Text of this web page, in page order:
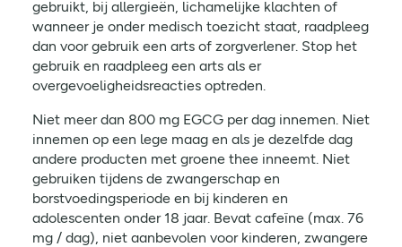
gebruikt, bij allergieën, lichamelijke klachten of
wanneer je onder medisch toezicht staat, raadpleeg
dan voor gebruik een arts of zorgverlener. Stop het
gebruik en raadpleeg een arts als er
overgevoeligheidsreacties optreden.
Niet meer dan 800 mg EGCG per dag innemen. Niet
innemen op een lege maag en als je dezelfde dag
andere producten met groene thee inneemt. Niet
gebruiken tijdens de zwangerschap en
borstvoedingsperiode en bij kinderen en
adolescenten onder 18 jaar. Bevat cafeïne (max. 76
mg / dag), niet aanbevolen voor kinderen, zwangere